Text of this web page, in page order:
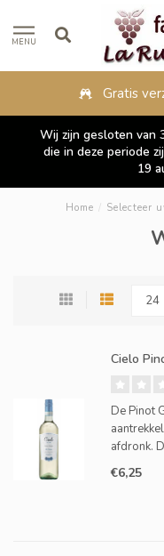
MENU
Wij zijn gesloten van
die in deze periode
19
Home / Selecteer
Cielo
De Pinot
afdronk.
In de
brood
€6,25